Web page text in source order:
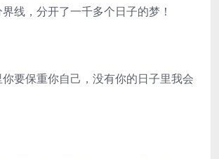
线，分开了一千多个日子的梦！
要保重你自己，没有你的日子里我会